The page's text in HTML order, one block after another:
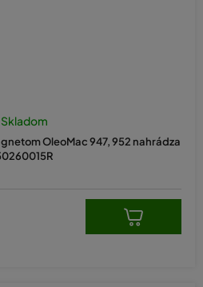
OleoMac 947, 952 nahrádza
Skladom